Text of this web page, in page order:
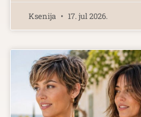
Ksenija 17. jul 2026.